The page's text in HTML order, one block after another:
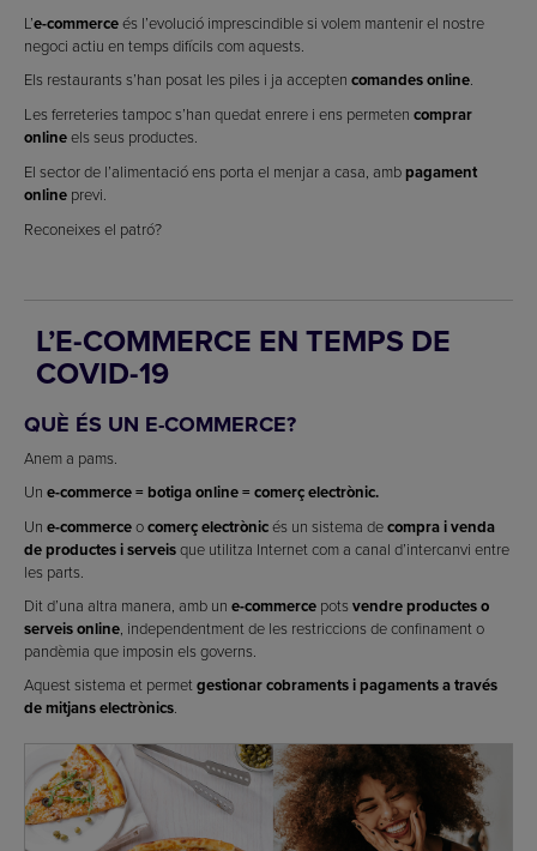
L’e-commerceés l’evolució imprescindible si volem mantenir el nostre
negoci actiu en temps difícils com aquests.
Els restaurants s’han posat les piles i ja accepten comandes online
Les ferreteries tampoc s’han quedat enrere i ens permeten comprar
onlineels seus productes.
El sector de l’alimentació ens porta el menjar a casa, amb pagament
online previ.
Reconeixes el patró?
L’E-COMMERCE EN TEMPS DE
COVID-19
QUÈ ÉS UN E-COMMERCE?
Anem a pams.
Un e-commerce = botiga online = comerç electrònic.
Un e-commerceocomerç electrònicés un sistema decompra i venda
de productes i serveisque utilitza Internet com a canal d’intercanvi entre
les parts.
Dit d’una altra manera, amb un e-commerce pots vendre productes o
serveis online , independentment de les restriccions de confinament o
pandèmia que imposin els governs.
Aquest sistema et permet gestionar cobraments i pagaments a través
de mitjans electrònics